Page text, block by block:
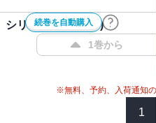
続巻を自動購入
シリーズ作品(11件)
1巻から
※無料、予約、入荷通知
1